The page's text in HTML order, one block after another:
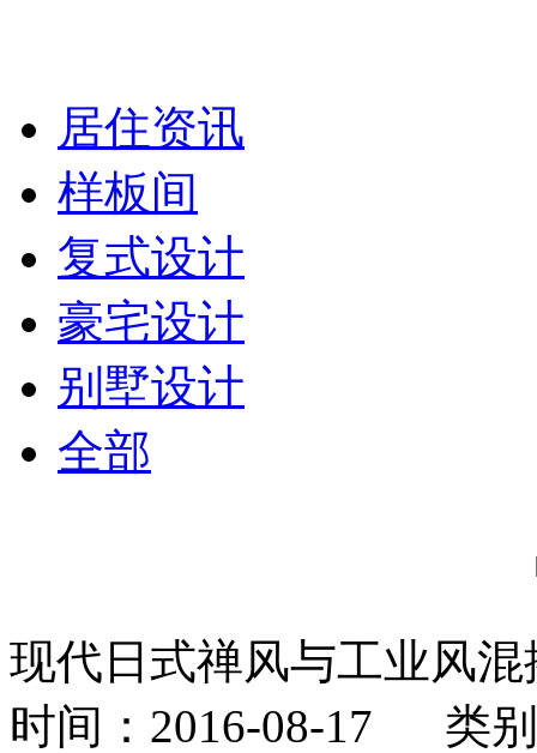
居住资讯
样板间
复式设计
豪宅设计
别墅设计
全部
现代日式禅风与工业风
时间：2016-08-17 类